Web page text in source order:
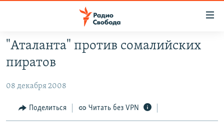
упрощенного
доступа
содержанию
Вернутся
ПОДКАСТЫ
АВТОРСКИЕ ПРОЕКТЫ
ЦИТАТЫ СВОБОДЫ
"Аталанта" против сомалийских
пиратов
08 декабря 2008
Поделиться Читать без VPN